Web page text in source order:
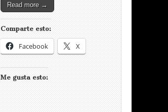
Read more →
Comparte esto:
Facebook X
Me gusta esto: